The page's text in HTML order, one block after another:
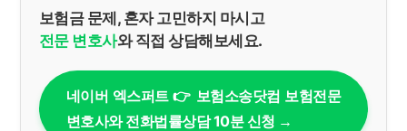
보험금 문제, 혼자 고민하지 마시고
전문 변호사와 직접 상담해보세요.
네이버 엑스퍼트 👉 보험소송닷컴 보험전문
변호사와 전화법률상담 10분 신청 →